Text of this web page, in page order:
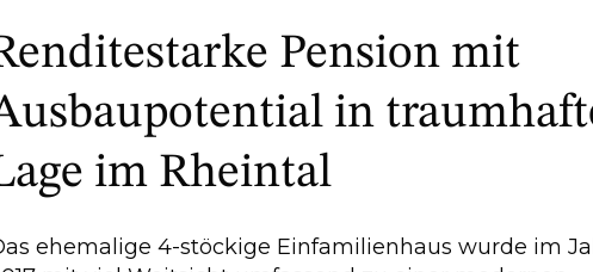
Pension mit
in
im Rheintal
ehemalige 4-stöckige Einfamilienhaus wurde im